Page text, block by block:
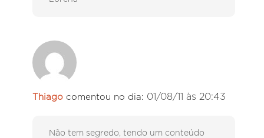
Thiago comentou no dia: 01/08/11 às 20:43
Não tem segredo, tendo um conteúdo